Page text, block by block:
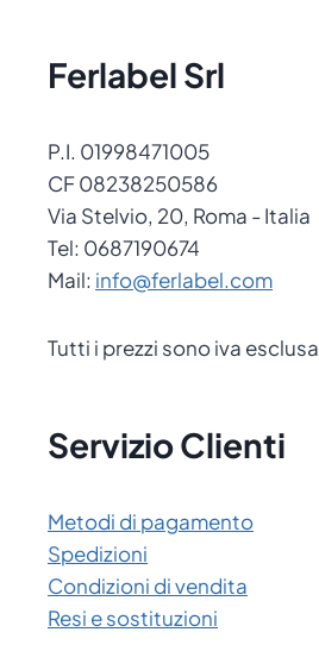
Ferlabel Srl
P.I. 01998471005
CF 08238250586
Via Stelvio, 20, Roma - Italia
Tel: 0687190674
Mail: info@ferlabel.com
Tutti i prezzi sono iva esclusa
Servizio Clienti
Metodi di pagamento
Spedizioni
Condizioni di vendita
Resi e sostituzioni